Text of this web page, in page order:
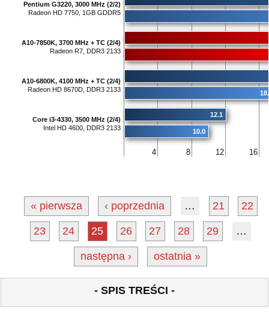
4 8 12 16
Pentium G3220, 3000 MHz (2/2)
Radeon HD 7750, 1GB GDDR5
A10-7850K, 3700 MHz + TC (2/4)
Radeon R7, DDR3 2133
A10-6800K, 4100 MHz + TC (2/4)
Radeon HD 8670D, DDR3 2133
Core i3-4330, 3500 MHz (2/4)
Intel HD 4600, DDR3 2133
12.1
10.0
« pierwsza ‹ poprzednia … 21 22
23 24 25 26 27 28 29 …
następna › ostatnia »
- SPIS TREŚCI -